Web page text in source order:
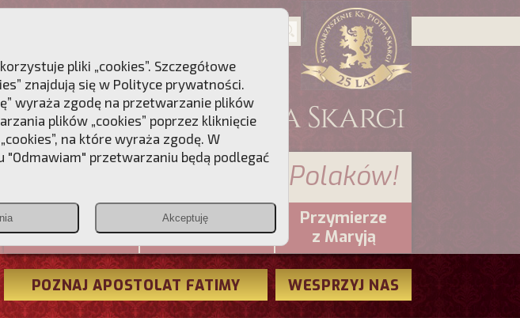
Przebudźmy sumienia Polaków!
Christiana
PCh24.pl
Przymierze
z Maryją
POZNAJ APOSTOLAT FATIMY WESPRZYJ NAS
pliki „cookies”. Szczegółowe
znajdują się w Polityce prywatności.
wyraża zgodę na przetwarzanie plików
plików „cookies” poprzez kliknięcie
na które wyraża zgodę. W
"Odmawiam" przetwarzaniu będą podlegać
Akceptuję